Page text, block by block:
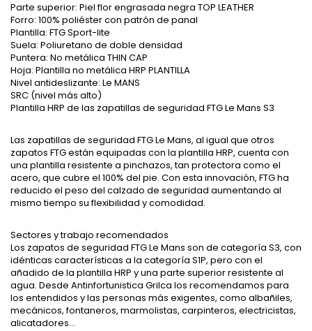
Parte superior: Piel flor engrasada negra TOP LEATHER
Forro: 100% poliéster con patrón de panal
Plantilla: FTG Sport-lite
Suela: Poliuretano de doble densidad
Puntera: No metálica THIN CAP
Hoja: Plantilla no metálica HRP PLANTILLA
Nivel antideslizante: Le MANS
SRC (nivel más alto)
Plantilla HRP de las zapatillas de seguridad FTG Le Mans S3
Las zapatillas de seguridad FTG Le Mans, al igual que otros
zapatos FTG están equipadas con la plantilla HRP, cuenta con
una plantilla resistente a pinchazos, tan protectora como el
acero, que cubre el 100% del pie. Con esta innovación, FTG ha
reducido el peso del calzado de seguridad aumentando al
mismo tiempo su flexibilidad y comodidad.
Sectores y trabajo recomendados
Los zapatos de seguridad FTG Le Mans son de categoría S3, con
idénticas características a la categoría S1P, pero con el
añadido de la plantilla HRP y una parte superior resistente al
agua. Desde Antinfortunistica Grilca los recomendamos para
los entendidos y las personas más exigentes, como albañiles,
mecánicos, fontaneros, marmolistas, carpinteros, electricistas,
alicatadores…